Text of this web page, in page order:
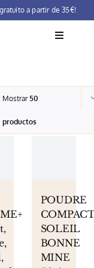
a partir de 35€!
Toggle
Mostrar50
productos
POUDRE
SOLEIL
BONNE
MINE